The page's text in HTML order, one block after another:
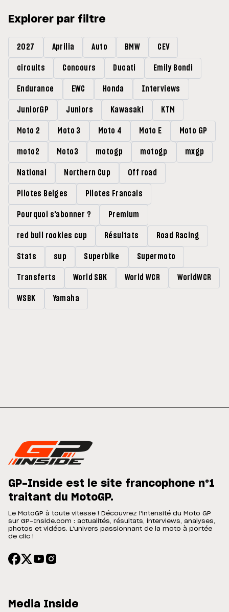
Explorer par filtre
2027 Aprilia Auto BMW CEV
circuits Concours Ducati Emily Bondi
Endurance EWC Honda Interviews
JuniorGP Juniors Kawasaki KTM
Moto 2 Moto 3 Moto 4 Moto E Moto GP
moto2 Moto3 motogp motogp mxgp
National Northern Cup Off road
Pilotes Belges Pilotes Francais
Pourquoi s'abonner ? Premium
red bull rookies cup Résultats Road Racing
Stats sup Superbike Supermoto
Transferts World SBK World WCR WorldWCR
WSBK Yamaha
GP-Inside est le site francophone n°1
traitant du MotoGP.
Le MotoGP à toute vitesse ! Découvrez l'intensité du Moto GP
sur GP-Inside.com : actualités, résultats, interviews, analyses,
photos et vidéos. L'univers passionnant de la moto à portée
de clic !
Media Inside